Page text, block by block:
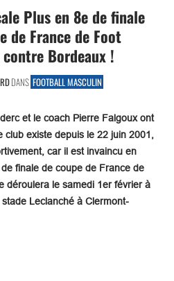
Plus en 8e de finale
de France de Foot
Bordeaux !
DANS FOOTBALL MASCULIN
et le coach Pierre Falgoux ont
club existe depuis le 22 juin 2001,
car il est invaincu en
finale de coupe de France de
déroulera le samedi 1er février à
Leclanché à Clermont-